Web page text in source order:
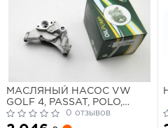
МАСЛЯНЫЙ НАСОС VW
GOLF 4, PASSAT, POLO,
CADDY, TRANSPORTER,AUDI
A3, A4, A6, SKODA FABIA,
0 отзывов